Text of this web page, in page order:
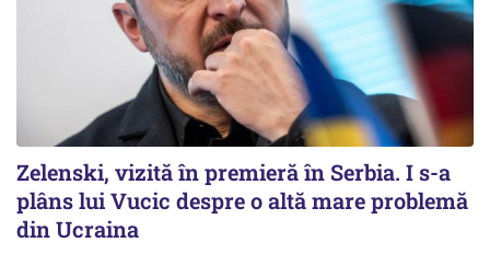
Zelenski, vizită în premieră în Serbia. I s-a
plâns lui Vucic despre o altă mare problemă
din Ucraina